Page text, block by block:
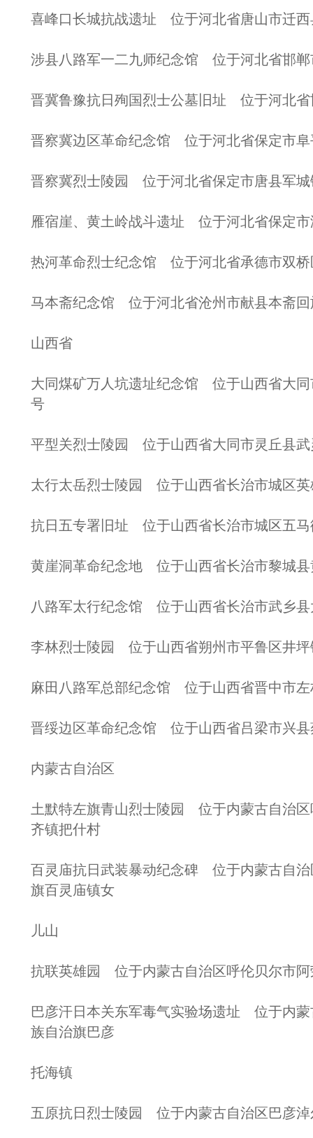
喜峰口长城抗战遗址 位于河北省唐山市迁西
涉县八路军一二九师纪念馆 位于河北省邯
晋冀鲁豫抗日殉国烈士公墓旧址 位于河北
晋察冀边区革命纪念馆 位于河北省保定市
晋察冀烈士陵园 位于河北省保定市唐县军城
雁宿崖、黄土岭战斗遗址 位于河北省保定
热河革命烈士纪念馆 位于河北省承德市双桥
马本斋纪念馆 位于河北省沧州市献县本斋回
山西省
大同煤矿万人坑遗址纪念馆 位于山西省大
号
平型关烈士陵园 位于山西省大同市灵丘县武
太行太岳烈士陵园 位于山西省长治市城区英
抗日五专署旧址 位于山西省长治市城区五马
黄崖洞革命纪念地 位于山西省长治市黎城县
八路军太行纪念馆 位于山西省长治市武乡县
李林烈士陵园 位于山西省朔州市平鲁区井坪
麻田八路军总部纪念馆 位于山西省晋中市
晋绥边区革命纪念馆 位于山西省吕梁市兴县
内蒙古自治区
土默特左旗青山烈士陵园 位于内蒙古自治
齐镇把什村
百灵庙抗日武装暴动纪念碑 位于内蒙古自
旗百灵庙镇女
儿山
抗联英雄园 位于内蒙古自治区呼伦贝尔市阿
巴彦汗日本关东军毒气实验场遗址 位于内
族自治旗巴彦
托海镇
五原抗日烈士陵园 位于内蒙古自治区巴彦